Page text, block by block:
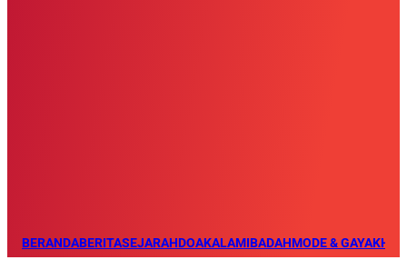
BERANDABERITASEJARAHDOAKALAMIBADAHMODE & GAYA